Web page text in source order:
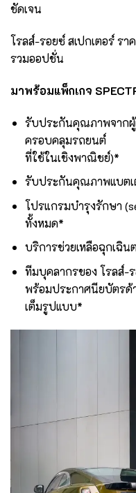
ชัดเจน
โรลส์-รอยซ์ สเปกเตอร์ รา
รวมออปชั่น
มาพร้อมแพ็กเกจ S
รับประกันคุณภาพจากผู้
ครอบคลุมรถยนต์
ที่ใช้ในเชิงพาณิชย์)*
รับประกันคุณภาพแบตเ
โปรแกรมบำรุงรักษา
ทั้งหมด*
บริการช่วยเหลือฉุกเฉิ
ทีมบุคลากรของ โรลส์-
พร้อมประกาศนียบัตรด้
เต็มรูปแบบ*